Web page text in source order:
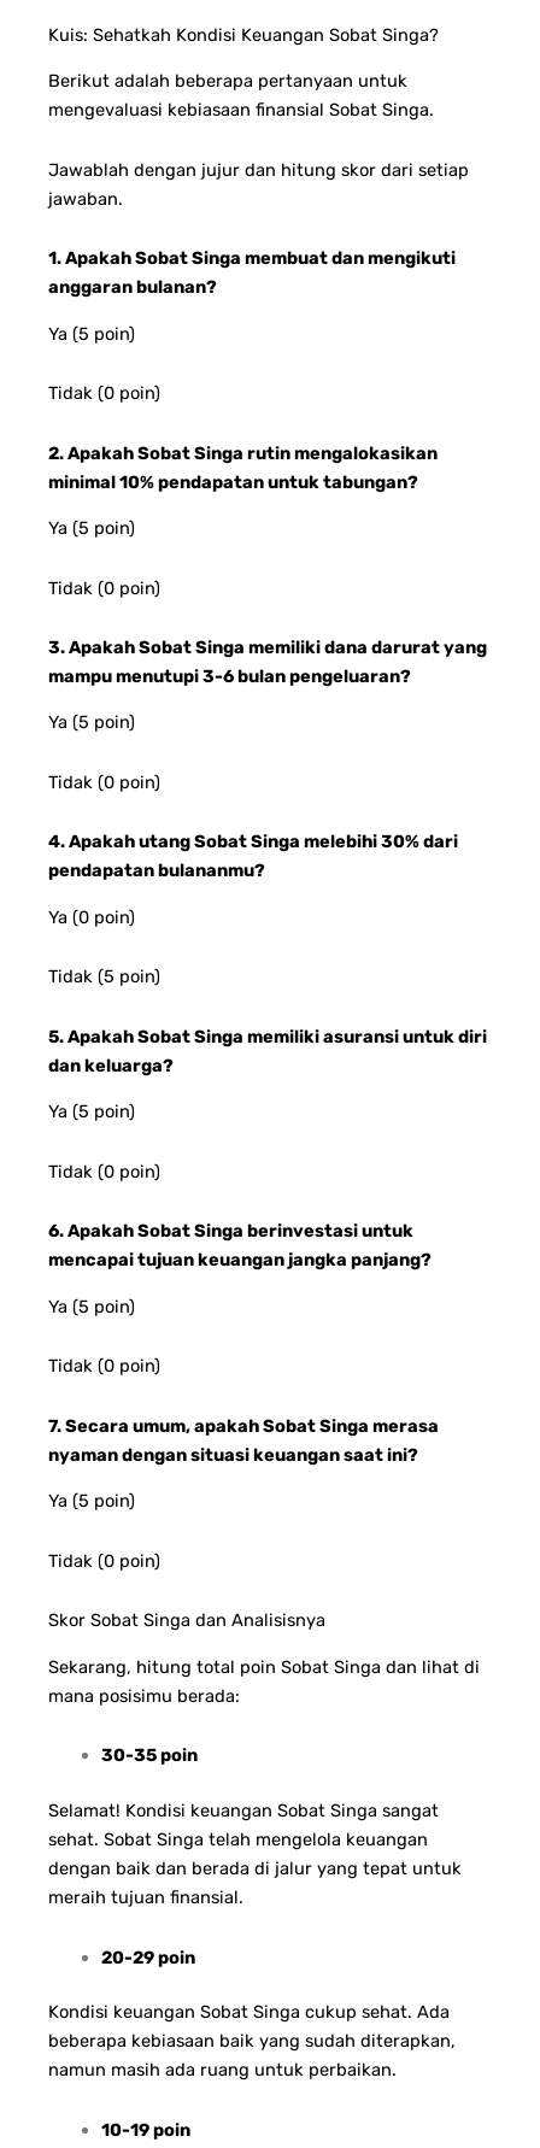
Kuis: Sehatkah Kondisi Keuangan Sobat Singa?
Berikut adalah beberapa pertanyaan untuk
mengevaluasi kebiasaan finansial Sobat Singa.
Jawablah dengan jujur dan hitung skor dari setiap
jawaban.
1. Apakah Sobat Singa membuat dan mengikuti
anggaran bulanan?
Ya (5 poin)
Tidak (0 poin)
2. Apakah Sobat Singa rutin mengalokasikan
minimal 10% pendapatan untuk tabungan?
Ya (5 poin)
Tidak (0 poin)
3. Apakah Sobat Singa memiliki dana darurat yang
mampu menutupi 3-6 bulan pengeluaran?
Ya (5 poin)
Tidak (0 poin)
4. Apakah utang Sobat Singa melebihi 30% dari
pendapatan bulananmu?
Ya (0 poin)
Tidak (5 poin)
5. Apakah Sobat Singa memiliki asuransi untuk diri
dan keluarga?
Ya (5 poin)
Tidak (0 poin)
6. Apakah Sobat Singa berinvestasi untuk
mencapai tujuan keuangan jangka panjang?
Ya (5 poin)
Tidak (0 poin)
7. Secara umum, apakah Sobat Singa merasa
nyaman dengan situasi keuangan saat ini?
Ya (5 poin)
Tidak (0 poin)
Skor Sobat Singa dan Analisisnya
Sekarang, hitung total poin Sobat Singa dan lihat di
mana posisimu berada:
30-35 poin
Selamat! Kondisi keuangan Sobat Singa sangat
sehat. Sobat Singa telah mengelola keuangan
dengan baik dan berada di jalur yang tepat untuk
meraih tujuan finansial.
20-29 poin
Kondisi keuangan Sobat Singa cukup sehat. Ada
beberapa kebiasaan baik yang sudah diterapkan,
namun masih ada ruang untuk perbaikan.
10-19 poin